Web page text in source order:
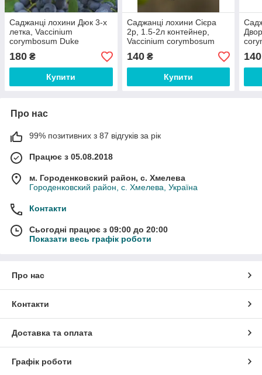
Саджанці лохини Дюк 3-х
летка, Vaccinium
corymbosum Duke​
180 ₴
Купити
Саджанці лохини Сієра
2р, 1.5-2л контейнер,
Vaccinium corymbosum
Sierra​
140₴
Купити
140
Про нас
99% позитивних з 87 відгуків за рік
Працює з 05.08.2018
м. Городенковский район, с. Хмелева
Городенковский район, с. Хмелева, Україна
Контакти
Сьогодні працює з 09:00 до 20:00
Показати весь графік роботи
Про нас
Контакти
Доставка та оплата
Графік роботи